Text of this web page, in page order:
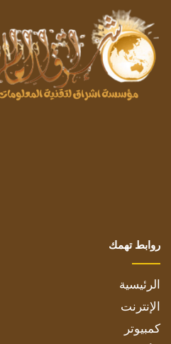
روابط تهمك
الرئيسية
الإنترنت
كمبيوتر